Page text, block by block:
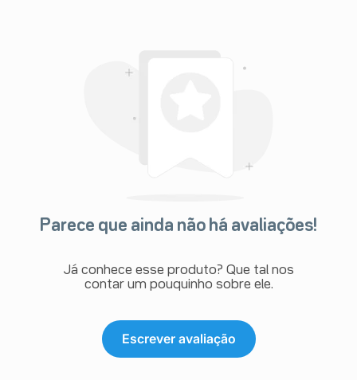
Parece que ainda não há avaliações!
Já conhece esse produto? Que tal nos
contar um pouquinho sobre ele.
Escrever avaliação